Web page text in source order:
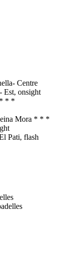
Centre
Est, onsight
* * *
Mora * * *
Pati, flash